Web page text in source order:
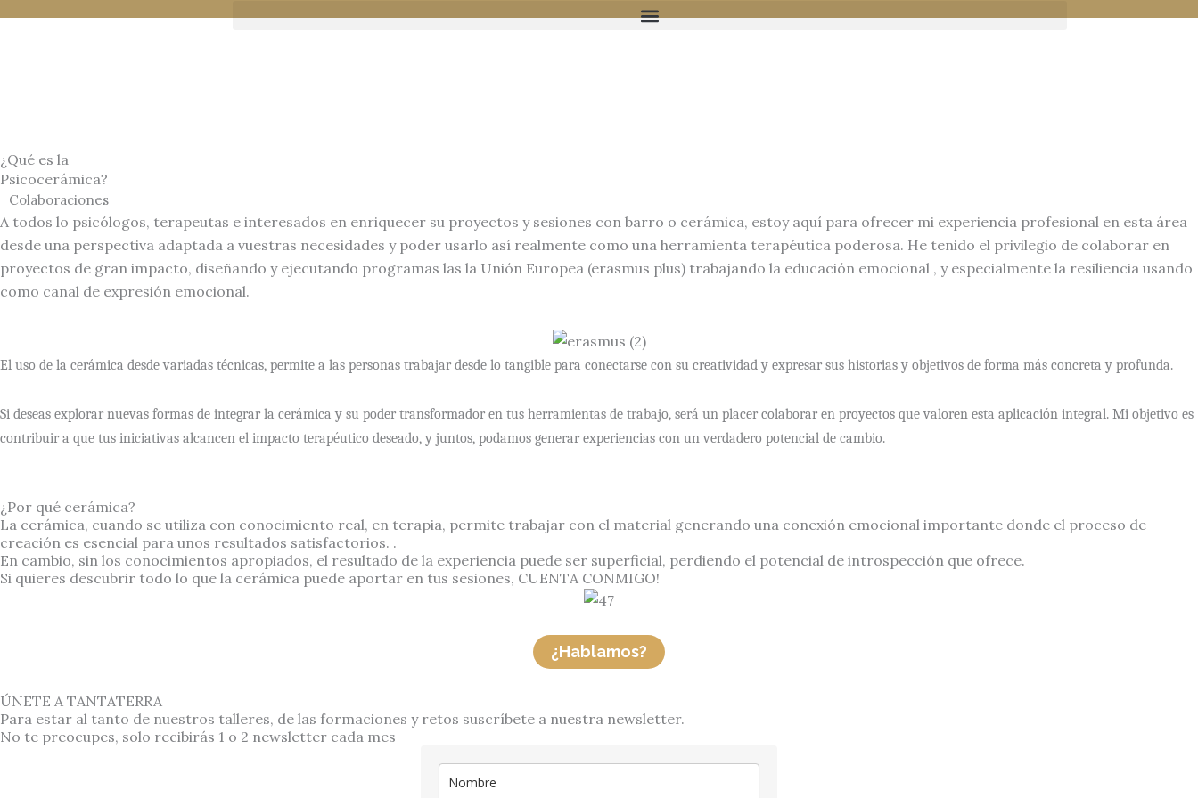
¿Qué es la
Psicocerámica?
Colaboraciones
A todos lo psicólogos, terapeutas e interesados en enriquecer su proyectos y sesiones con barro o cerámica, estoy aquí para ofrecer mi experiencia profesional en esta área
desde una perspectiva adaptada a vuestras necesidades y poder usarlo así realmente como una herramienta terapéutica poderosa. He tenido el privilegio de colaborar en
proyectos de gran impacto, diseñando y ejecutando programas las la Unión Europea (erasmus plus) trabajando la educación emocional , y especialmente la resiliencia usando
como canal de expresión emocional.
El uso de la cerámica desde variadas técnicas, permite a las personas trabajar desde lo tangible para conectarse con su creatividad y expresar sus historias y objetivos de forma más concreta y profunda.
Si deseas explorar nuevas formas de integrar la cerámica y su poder transformador en tus herramientas de trabajo, será un placer colaborar en proyectos que valoren esta aplicación integral. Mi objetivo es
contribuir a que tus iniciativas alcancen el impacto terapéutico deseado, y juntos, podamos generar experiencias con un verdadero potencial de cambio.
¿Por qué cerámica?
La cerámica, cuando se utiliza con conocimiento real, en terapia, permite trabajar con el material generando una conexión emocional importante donde el proceso de
creación es esencial para unos resultados satisfactorios. .
En cambio, sin los conocimientos apropiados, el resultado de la experiencia puede ser superficial, perdiendo el potencial de introspección que ofrece.
Si quieres descubrir todo lo que la cerámica puede aportar en tus sesiones, CUENTA CONMIGO!
¿Hablamos?
ÚNETE A TANTATERRA
Para estar al tanto de nuestros talleres, de las formaciones y retos suscríbete a nuestra newsletter.
No te preocupes, solo recibirás 1 o 2 newsletter cada mes